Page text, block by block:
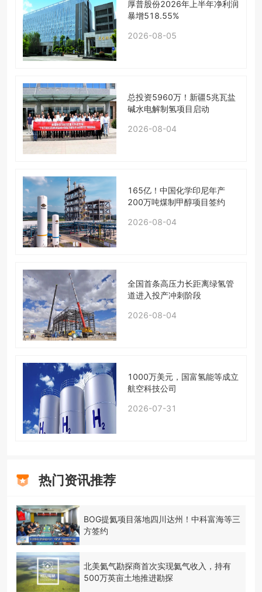
厚普股份2026年上半年净利润
暴增518.55%
2026-08-05
总投资5960万！新疆5兆瓦盐
碱水电解制氢项目启动
2026-08-04
165亿！中国化学印尼年产
200万吨煤制甲醇项目签约
2026-08-04
全国首条高压力长距离绿氢管
道进入投产冲刺阶段
2026-08-04
1000万美元，国富氢能等成立
航空科技公司
2026-07-31
热门资讯推荐
BOG提氦项目落地四川达州！中科富海等三
方签约
北美氦气勘探商首次实现氦气收入，持有
500万英亩土地推进勘探